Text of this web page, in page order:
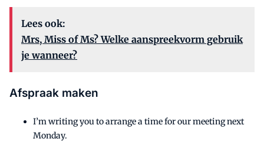
Lees ook:
Mrs, Miss of Ms? Welke aanspreekvorm gebruik
je wanneer?
Afspraak maken
I’m writing you to arrange a time for our meeting next
Monday.